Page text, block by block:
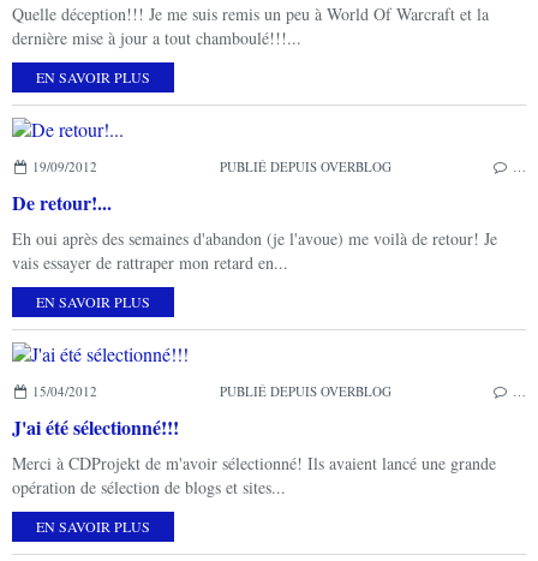
Quelle déception!!! Je me suis remis un peu à World Of Warcraft et la
dernière mise à jour a tout chamboulé!!!...
EN SAVOIR PLUS
19/09/2012 PUBLIÉ DEPUIS OVERBLOG
De retour!...
Eh oui après des semaines d'abandon (je l'avoue) me voilà de retour! Je
vais essayer de rattraper mon retard en...
EN SAVOIR PLUS
15/04/2012 PUBLIÉ DEPUIS OVERBLOG
J'ai été sélectionné!!!
Merci à CDProjekt de m'avoir sélectionné! Ils avaient lancé une grande
opération de sélection de blogs et sites...
EN SAVOIR PLUS